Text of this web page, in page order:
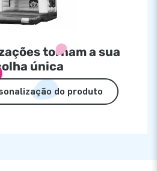
tornam a sua
única
do produto